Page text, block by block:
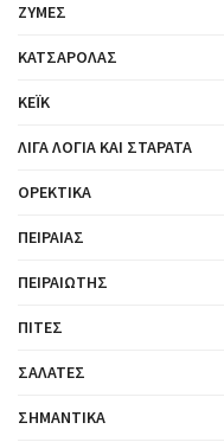
ΖΎΜΕΣ
ΚΑΤΣΑΡΌΛΑΣ
ΚΈΙΚ
ΛΊΓΑ ΛΌΓΙΑ ΚΑΙ ΣΤΑΡΆΤΑ
ΟΡΕΚΤΙΚΆ
ΠΕΙΡΑΙΆΣ
ΠΕΙΡΑΙΏΤΗΣ
ΠΊΤΕΣ
ΣΑΛΆΤΕΣ
ΣΗΜΑΝΤΙΚΆ